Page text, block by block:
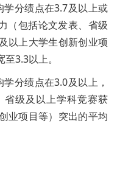
学分绩点在3.7及以上或
（包括论文发表、省级
以上大学生创新创业项
3.3以上。
分绩点在3.0及以上，
级及以上学科竞赛获
业项目等）突出的平均